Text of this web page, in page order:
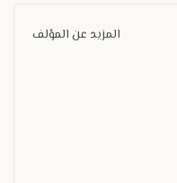
المزيد عن المؤلف